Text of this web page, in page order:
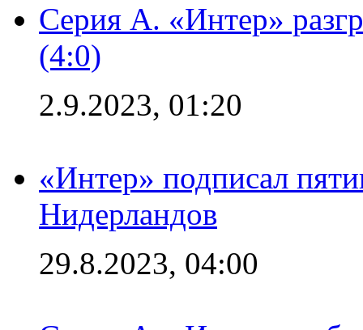
Серия А. «Интер»
(4:0)
2.9.2023, 01:20
«Интер» подписал
Нидерландов
29.8.2023, 04:00